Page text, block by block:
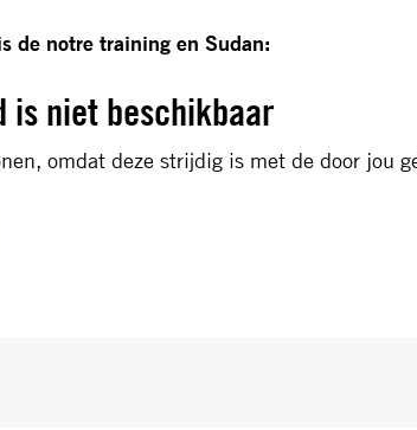
de notre training en Sudan:
is niet beschikbaar
omdat deze strijdig is met de door jou